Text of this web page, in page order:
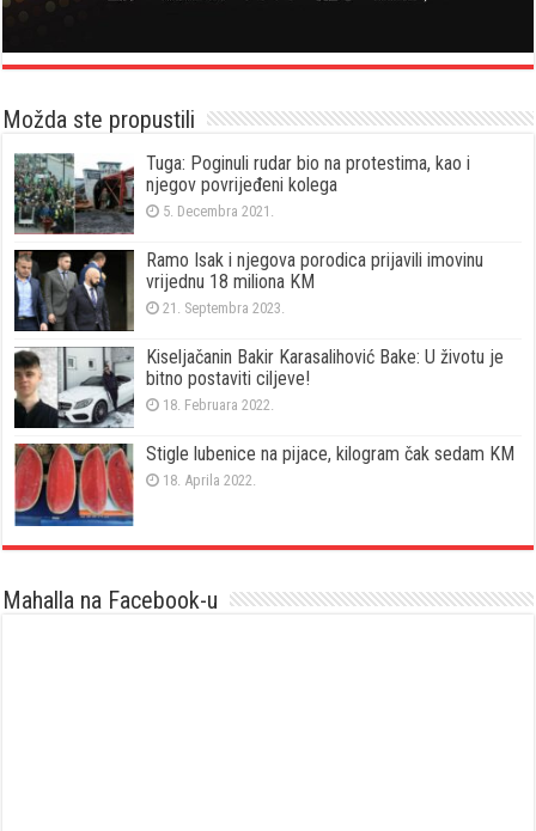
Možda ste propustili
Tuga: Poginuli rudar bio na protestima, kao i
njegov povrijeđeni kolega
5. Decembra 2021.
Ramo Isak i njegova porodica prijavili imovinu
vrijednu 18 miliona KM
21. Septembra 2023.
Kiseljačanin Bakir Karasalihović Bake: U životu je
bitno postaviti ciljeve!
18. Februara 2022.
Stigle lubenice na pijace, kilogram čak sedam KM
18. Aprila 2022.
Mahalla na Facebook-u